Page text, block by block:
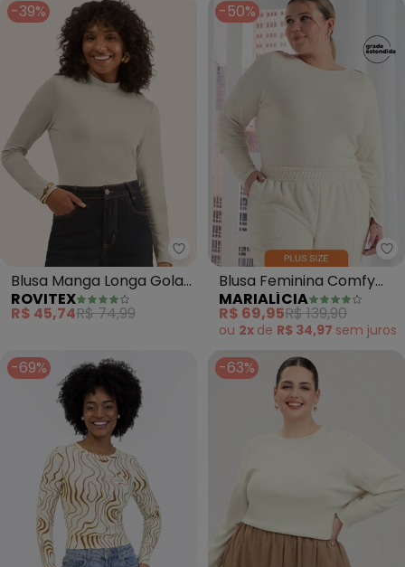
-39%
Rovitex - Blusa Manga Longa
Blusa Manga Longa Gola
Alta (Bege)
ROVITEX
R$ 45,74R$ 74,99
-50%
Blusa Feminina Comfy
Manga Longa Canelada
(Bege)
MARIALÍCIA
R$ 69,95R$ 139,90
ou 2x de R$ 34,97 sem juros
-69% -63%